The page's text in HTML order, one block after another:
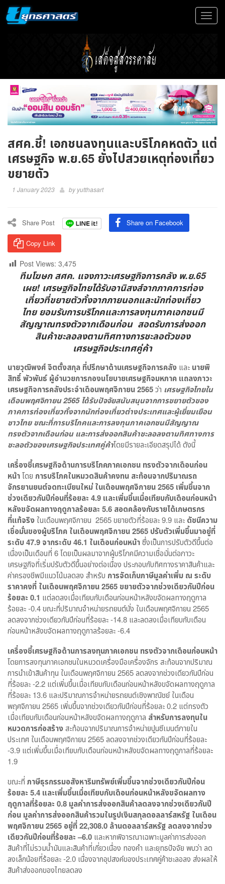
Toggle
สศค.ชี้! เอกชนลงทุนและบริโภคหดตัว แต่
เศรษฐกิจ พ.ย.65 ยังไปสวยเหตุท่องเที่ยว
ขยายตัว
1 January 2023 by yutthasart
Share Post Share on Facebook
Copy Link
Post Views: 3,475
ทีมโฆษก สศค. แจงภาวะเศรษฐกิจการคลัง พ.ย.65
เผย! เศรษฐกิจไทยได้รับอานิสงส์จากภาคการท่อง
เที่ยวที่ขยายตัวทั้งจากภายนอกและนักท่องเที่ยว
ไทย ยอมรับการบริโภคและการลงทุนภาคเอกชนมี
สัญญาณทรงตัวจากเดือนก่อน สอดรับการส่งออก
สินค้าชะลอลงตามทิศทางการชะลอตัวของ
เศรษฐกิจประเทศคู่ค้า
นายวุฒิพงศ์ จิตตั้งสกุล ที่ปรึกษาด้านเศรษฐกิจการคลัง และ นายพิ
สิทธิ์ พัวพันธ์ ผู้อำนวยการกองนโยบายเศรษฐกิจมหภาค แถลงภาวะ
เศรษฐกิจการคลังประจำเดือนพฤศจิกายน2565ว่า เศรษฐกิจไทยใน
เดือนพฤศจิกายน2565ได้รับปัจจัยสนับสนุนจากการขยายตัวของ
ภาคการท่องเที่ยวทั้งจากนักท่องเที่ยวต่างประเทศและผู้เยี่ยมเยือน
ชาวไทย ขณะที่การบริโภคและการลงทุนภาคเอกชนมีสัญญาณ
ทรงตัวจากเดือนก่อน และการส่งออกสินค้าชะลอลงตามทิศทางการ
ชะลอตัวของเศรษฐกิจประเทศคู่ค้าโดยมีรายละเอียดสรุปได้ ดังนี้
เครื่องชี้เศรษฐกิจด้านการบริโภคภาคเอกชน ทรงตัวจากเดือนก่อน
หน้าโดย การบริโภคในหมวดสินค้าคงทน สะท้อนจากปริมาณรถ
จักรยานยนต์จดทะเบียนใหม่ ในเดือนพฤศจิกายน2565 เพิ่มขึ้นจาก
ช่วงเดียวกันปีก่อนที่ร้อยละ 4.9 และเพิ่มขึ้นเมื่อเทียบกับเดือนก่อนหน้า
หลังขจัดผลทางฤดูกาลร้อยละ 5.6 สอดคล้องกับรายได้เกษตรกร
ที่แท้จริงในเดือนพฤศจิกายน 2565 ขยายตัวที่ร้อยละ 9.9 และ ดัชนีความ
เชื่อมั่นของผู้บริโภค ในเดือนพฤศจิกายน2565 ปรับตัวเพิ่มขึ้นมาอยู่ที่
ระดับ47.9 จากระดับ46.1 ในเดือนก่อนหน้าซึ่งเป็นการปรับตัวดีขึ้นต่อ
เนื่องเป็นเดือนที่ 6 โดยเป็นผลมาจากผู้บริโภคมีความเชื่อมั่นต่อภาวะ
เศรษฐกิจที่เริ่มปรับตัวดีขึ้นอย่างต่อเนื่อง ประกอบกับทิศทางราคาสินค้าและ
ค่าครองชีพมีแนวโน้มลดลง สำหรับ การจัดเก็บภาษีมูลค่าเพิ่ม ณ ระดับ
ราคาคงที่ ในเดือนพฤศจิกายน2565ขยายตัวจากช่วงเดียวกันปีก่อน
ร้อยละ 0.1 แต่ลดลงเมื่อเทียบกับเดือนก่อนหน้าหลังขจัดผลทางฤดูกาล
ร้อยละ -0.4 ขณะที่ปริมาณจำหน่ายรถยนต์นั่ง ในเดือนพฤศจิกายน 2565
ลดลงจากช่วงเดียวกันปีก่อนที่ร้อยละ -14.8 และลดลงเมื่อเทียบกับเดือน
ก่อนหน้าหลังขจัดผลทางฤดูกาลร้อยละ -6.4
เครื่องชี้เศรษฐกิจด้านการลงทุนภาคเอกชน ทรงตัวจากเดือนก่อนหน้า
โดยการลงทุนภาคเอกชนในหมวดเครื่องมือเครื่องจักร สะท้อนจากปริมาณ
การนำเข้าสินค้าทุน ในเดือนพฤศจิกายน 2565 ลดลงจากช่วงเดียวกันปีก่อน
ที่ร้อยละ -2.2 แต่เพิ่มขึ้นเมื่อเทียบกับเดือนก่อนหน้าหลังขจัดผลทางฤดูกาล
ที่ร้อยละ 13.6 และปริมาณการจำหน่ายรถยนต์เชิงพาณิชย์ ในเดือน
พฤศจิกายน 2565 เพิ่มขึ้นจากช่วงเดียวกันปีก่อนที่ร้อยละ 0.2 แต่ทรงตัว
เมื่อเทียบกับเดือนก่อนหน้าหลังขจัดผลทางฤดูกาล สำหรับการลงทุนใน
หมวดการก่อสร้างสะท้อนจากปริมาณการจำหน่ายปูนซีเมนต์ภายใน
ประเทศ ในเดือนพฤศจิกายน 2565 ลดลงจากช่วงเดียวกันปีก่อนที่ร้อยละ
-3.9 แต่เพิ่มขึ้นเมื่อเทียบกับเดือนก่อนหน้าหลังขจัดผลทางฤดูกาลที่ร้อยละ
1.9
ขณะที่ ภาษีธุรกรรมอสังหาริมทรัพย์เพิ่มขึ้นจากช่วงเดียวกันปีก่อน
ร้อยละ 5.4 และเพิ่มขึ้นเมื่อเทียบกับเดือนก่อนหน้าหลังขจัดผลทาง
ฤดูกาลที่ร้อยละ 0.8 มูลค่าการส่งออกสินค้าลดลงจากช่วงเดียวกันปี
ก่อน มูลค่าการส่งออกสินค้ารวมในรูปเงินสกุลดอลลาร์สหรัฐ ในเดือน
พฤศจิกายน2565 อยู่ที่22,308.0 ล้านดอลลาร์สหรัฐ ลดลงจากช่วง
เดียวกันปีก่อนที่ร้อยละ –6.0 และหากพิจารณาเฉพาะมูลค่าการส่งออก
สินค้าที่ไม่รวมน้ำมันและสินค้าที่เกี่ยวเนื่อง ทองคำ และยุทธปัจจัย พบว่า ลด
ลงเล็กน้อยที่ร้อยละ -2.0 เนื่องจากอุปสงค์ของประเทศคู่ค้าชะลอลง ส่งผลให้
สินค้าส่งออกของไทยลดลง